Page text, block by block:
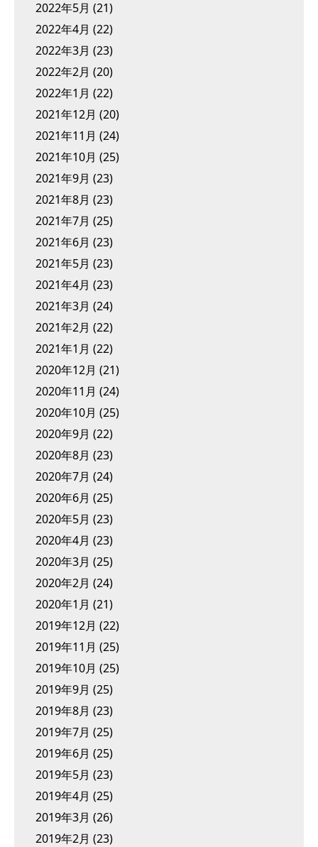
2022年5月 (21)
2022年4月 (22)
2022年3月 (23)
2022年2月 (20)
2022年1月 (22)
2021年12月 (20)
2021年11月 (24)
2021年10月 (25)
2021年9月 (23)
2021年8月 (23)
2021年7月 (25)
2021年6月 (23)
2021年5月 (23)
2021年4月 (23)
2021年3月 (24)
2021年2月 (22)
2021年1月 (22)
2020年12月 (21)
2020年11月 (24)
2020年10月 (25)
2020年9月 (22)
2020年8月 (23)
2020年7月 (24)
2020年6月 (25)
2020年5月 (23)
2020年4月 (23)
2020年3月 (25)
2020年2月 (24)
2020年1月 (21)
2019年12月 (22)
2019年11月 (25)
2019年10月 (25)
2019年9月 (25)
2019年8月 (23)
2019年7月 (25)
2019年6月 (25)
2019年5月 (23)
2019年4月 (25)
2019年3月 (26)
2019年2月 (23)